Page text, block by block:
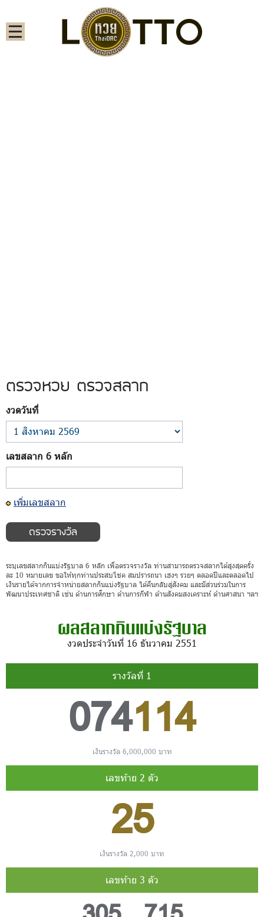
ตรวจหวย ตรวจสลาก
งวดวันที่
เลขสลาก 6 หลัก
เพิ่มเลขสลาก
ระบุเลขสลากกินแบ่งรัฐบาล 6 หลัก เพื่อตรวจรางวัล ท่านสามารถตรวจสลากได้สูงสุดครั้ง
ละ 10 หมายเลข ขอให้ทุกท่านประสบโชค สมปรารถนา เฮงๆ รวยๆ ตลอดปีและตลอดไป
เงินรายได้จากการจำหน่ายสลากกินแบ่งรัฐบาล ได้คืนกลับสู่สังคม และมีส่วนร่วมในการ
พัฒนาประเทศชาติ เช่น ด้านการศึกษา ด้านการกีฬา ด้านสังคมสงเคราะห์ ด้านศาสนา ฯลฯ
ผลสลากกินแบ่งรัฐบาล
งวดประจำวันที่ 16 ธันวาคม 2551
รางวัลที่ 1
074114
เงินรางวัล 6,000,000 บาท
เลขท้าย 2 ตัว
25
เงินรางวัล 2,000 บาท
เลขท้าย 3 ตัว